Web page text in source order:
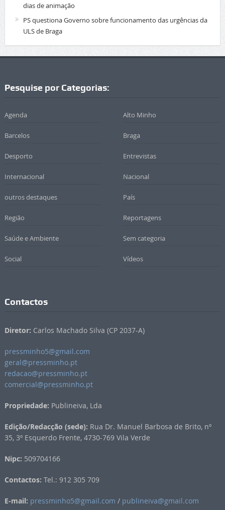
dias de animação
PS questiona Governo sobre funcionamento das urgências da
ULS de Braga
Pesquise por Categorias:
Agenda Alto Minho
Barcelos Braga
Desporto Entrevistas
Internacional Nacional
outros destaques País
Região Reportagens
Saúde e Ambiente Sem categoria
Social Vídeos
Contactos
Diretor: Carlos Machado Silva (CP 2037-A)
pressminho5@gmail.com
geral@pressminho.pt
redacao@pressminho.pt
comercial@pressminho.pt
Propriedade: Publineiva, Lda
Edição/Redacção (sede): Rua Dr. Manuel Barbosa de Brito, nº
35, 3º Esquerdo Frente, 4730-769 Vila Verde
Nipc: 509704166
Contactos: Tel.: 912 305 709
E-mail: pressminho5@gmail.com / publineiva@gmail.com